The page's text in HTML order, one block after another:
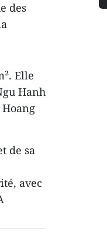
des
Elle
Hanh
de sa
avec